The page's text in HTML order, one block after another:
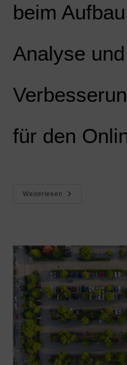
beim
Analyse und
für den
Weiterlesen